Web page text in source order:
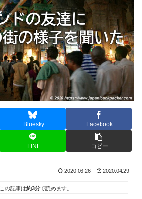
Bluesky Facebook
LINE コピー
2020.03.26 2020.04.29
この記事は約3分で読めます。